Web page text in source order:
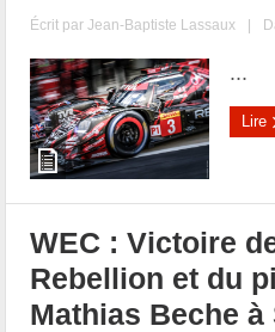
Écrit parJean-Baptiste Lassaux |
...
Lire
WEC : Victoire
Rebellion et du
Mathias Beche